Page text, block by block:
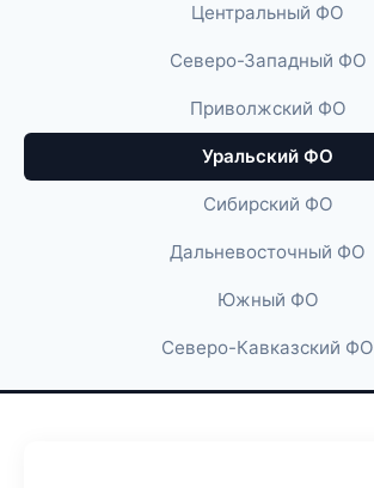
Центральный ФО
Северо-Западный ФО
Приволжский ФО
Уральский ФО
Сибирский ФО
Дальневосточный ФО
Южный ФО
Северо-Кавказский ФО